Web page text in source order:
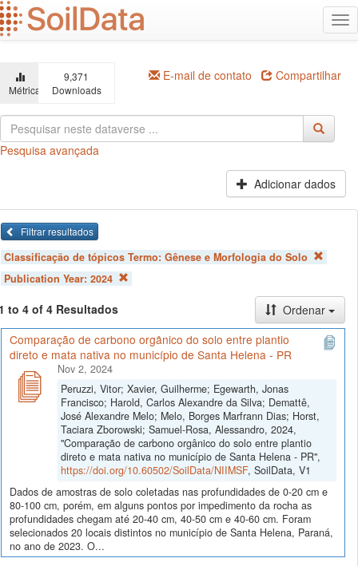
Ir
para
o
principal
Métricas
9,371
Downloads
E-mail de contato Compartilhar
Pesquisa avançada
Adicionar dados
Filtrar resultados
Classificação de tópicos Termo: Gênese e Morfologia do Solo
Publication Year: 2024
to 4 of 4 Resultados
Ordenar
Comparação de carbono orgânico do solo entre plantio
direto e mata nativa no município de Santa Helena - PR
Nov 2, 2024
Peruzzi, Vitor; Xavier, Guilherme; Egewarth, Jonas
Francisco; Harold, Carlos Alexandre da Silva; Demattê,
José Alexandre Melo; Melo, Borges Marfrann Dias; Horst,
Taciara Zborowski; Samuel-Rosa, Alessandro, 2024,
"Comparação de carbono orgânico do solo entre plantio
direto e mata nativa no município de Santa Helena - PR",
https://doi.org/10.60502/SoilData/NIIMSF, SoilData, V1
Dados de amostras de solo coletadas nas profundidades de 0-20 cm e
80-100 cm, porém, em alguns pontos por impedimento da rocha as
profundidades chegam até 20-40 cm, 40-50 cm e 40-60 cm. Foram
selecionados 20 locais distintos no município de Santa Helena, Paraná,
no ano de 2023. O...